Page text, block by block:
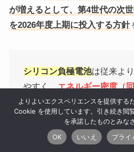
が増えるとして、第4世代の次
を2026年度上期に投入する方針
シリコン負極電池は従来よ
やすく、エネルギー密度（
れる電気の量）が高いこと
スマホの電池持ちや軽量化
して注目されています。
よりよいエクスペリエンスを提供する
Cookie を使用しています。引き続き閲
を承諾したものとみな
OK
いいえ プライ